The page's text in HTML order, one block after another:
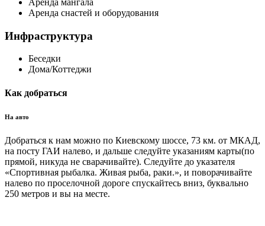
Аренда мангала
Аренда снастей и оборудования
Инфраструктура
Беседки
Дома/Коттеджи
Как добраться
На авто
Добраться к нам можно по Киевскому шоссе, 73 км. от МКАД,
на посту ГАИ налево, и дальше следуйте указаниям карты(по
прямой, никуда не сварачивайте). Следуйте до указателя
«Спортивная рыбалка. Живая рыба, раки.», и поворачивайте
налево по проселочной дороге спускайтесь вниз, буквально
250 метров и вы на месте.